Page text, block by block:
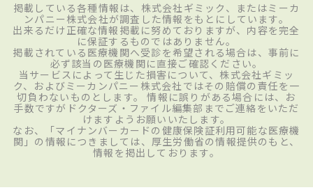
掲載している各種情報は、株式会社ギミック、またはミーカ
ンパニー株式会社が調査した情報をもとにしています。
出来るだけ正確な情報掲載に努めておりますが、内容を完全
に保証するものではありません。
掲載されている医療機関へ受診を希望される場合は、事前に
必ず該当の医療機関に直接ご確認ください。
当サービスによって生じた損害について、株式会社ギミッ
ク、およびミーカンパニー株式会社ではその賠償の責任を一
切負わないものとします。 情報に誤りがある場合には、お
手数ですがドクターズ・ファイル編集部までご連絡をいただ
けますようお願いいたします。
なお、「マイナンバーカードの健康保険証利用可能な医療機
関」の情報につきましては、厚生労働省の情報提供のもと、
情報を掲出しております。